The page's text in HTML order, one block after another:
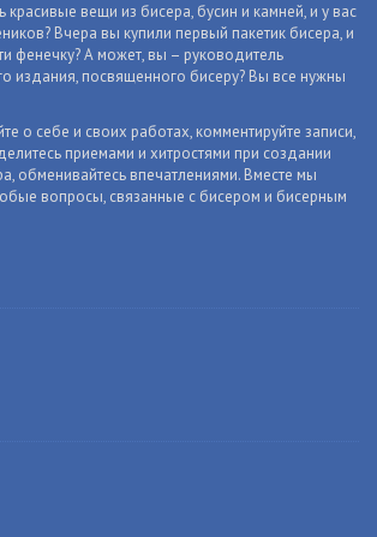
красивые вещи из бисера, бусин и камней, и у вас
Вчера вы купили первый пакетик бисера, и
фенечку? А может, вы – руководитель
издания, посвященного бисеру? Вы все нужны
о себе и своих работах, комментируйте записи,
приемами и хитростями при создании
обменивайтесь впечатлениями. Вместе мы
вопросы, связанные с бисером и бисерным